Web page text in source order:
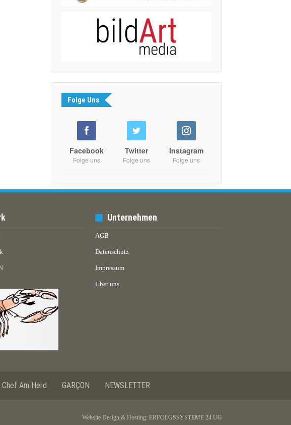
Folge Uns
Facebook
Folge uns
Twitter
Folge uns
Instagram
Folge uns
Unternehmen
AGB
Datenschutz
Impressum
Über uns
Chef Am Herd GARÇON NEWSLETTER
Website Design & Hosting: ERFOLGSSYSTEME 24 UG